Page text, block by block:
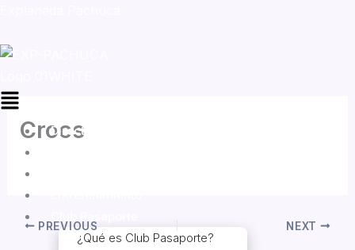
content
Menu
Directorio
¿Qué es Club Pasaporte?
Crocs
By
PREVIOUS NEXT